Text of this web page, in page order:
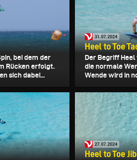
bei dem der
Rücken erfolgt.
sich dabei...
31.07.2024
Heel to Toe
Der Begriff
die normale
Wende wird in
27.07.2024
Heel to Toe